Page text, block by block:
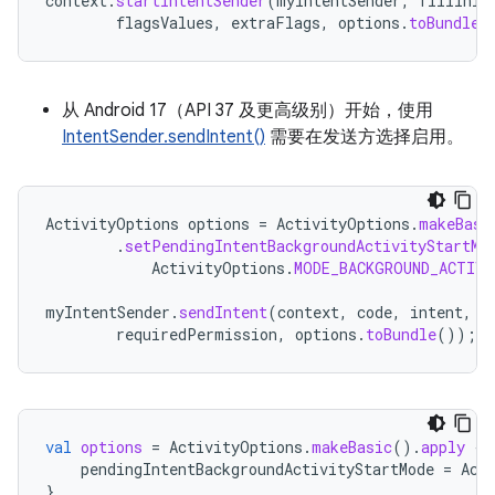
flagsValues, extraFlags, options . toBundle
从 Android 17（API 37 及更高级别）开始，使用
IntentSender.sendIntent() 需要在发送方选择启用。
ActivityOptions options = ActivityOptions .
.
ActivityOptions .
myIntentSender . sendIntent(context, code, intent,
requiredPermission, options . toBundle());
val options = ActivityOptions .makeBasic().apply {
pendingIntentBackgroundActivityStartMode =